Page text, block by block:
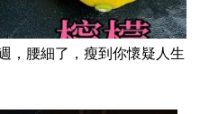
，腰細了，瘦到你懷疑人生